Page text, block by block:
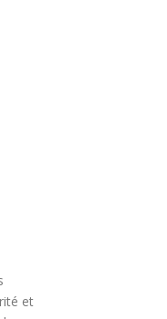
et